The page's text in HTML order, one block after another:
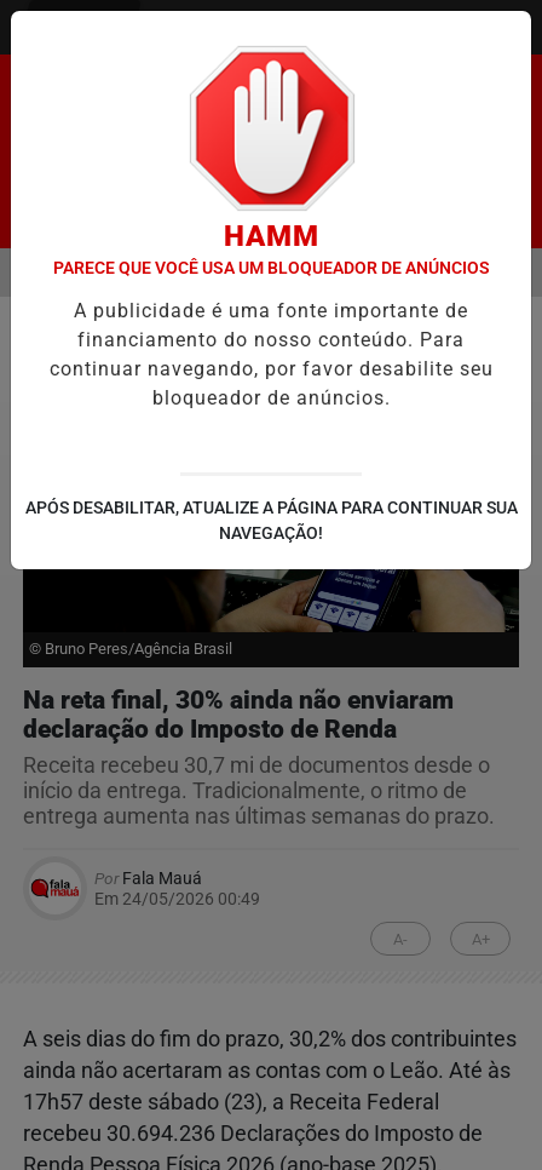
Pesquisar Notícia
FACILITA COOPTAÇÃO DO BANCO CENTRAL, DIZEM
EM ALTA
MENU
Economia
© Bruno Peres/Agência Brasil
Na reta final, 30% ainda não enviaram
declaração do Imposto de Renda
Receita recebeu 30,7 mi de documentos desde o
início da entrega. Tradicionalmente, o ritmo de
entrega aumenta nas últimas semanas do prazo.
PorFala Mauá
Em 24/05/2026 00:49
A- A+
A seis dias do fim do prazo, 30,2% dos contribuintes
ainda não acertaram as contas com o Leão. Até às
17h57 deste sábado (23), a Receita Federal
recebeu 30.694.236 Declarações do Imposto de
HAMM
PARECE QUE VOCÊ USA UM BLOQUEADOR DE ANÚNCIOS
A publicidade é uma fonte importante de
financiamento do nosso conteúdo. Para
continuar navegando, por favor desabilite seu
bloqueador de anúncios.
APÓS DESABILITAR, ATUALIZE A PÁGINA PARA CONTINUAR SUA
NAVEGAÇÃO!